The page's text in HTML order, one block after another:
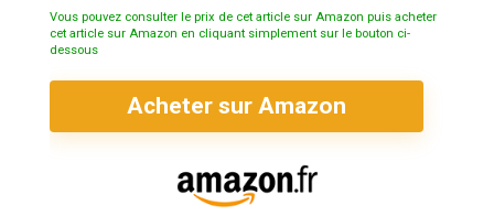
Vous pouvez consulter le prix de cet article sur Amazon puis acheter
cet article sur Amazon en cliquant simplement sur le bouton ci-
dessous
Acheter sur Amazon